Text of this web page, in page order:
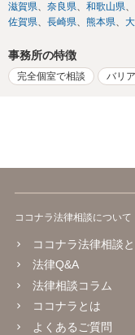
滋賀県
奈良県 和歌山県
佐賀県
長崎県 熊本県
事務所の特徴
完全個室で相談 バリ
ココナラ法律相談について
ココナラ法律相談
法律Q&A
法律相談コラム
ココナラとは
よくあるご質問